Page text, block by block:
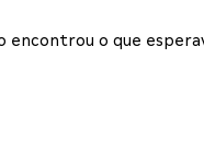
encontrou o que